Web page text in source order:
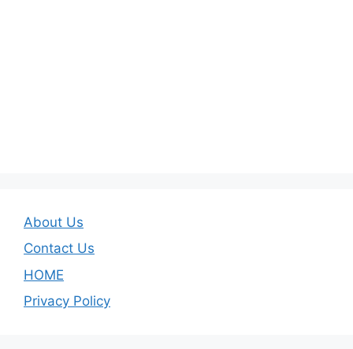
About Us
Contact Us
HOME
Privacy Policy